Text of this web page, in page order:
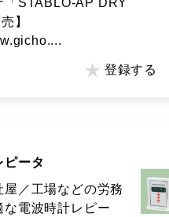
「STABLO-AP DRY
】
登録する
ピータ
屋／工場などの労務
な電波時計レピー